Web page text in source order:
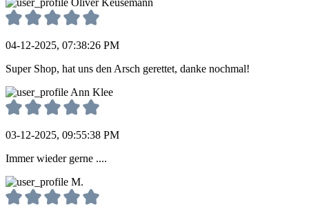
Oliver Keusemann
04-12-2025, 07:38:26 PM
Super Shop, hat uns den Arsch gerettet, danke nochmal!
Ann Klee
03-12-2025, 09:55:38 PM
Immer wieder gerne ....
M.